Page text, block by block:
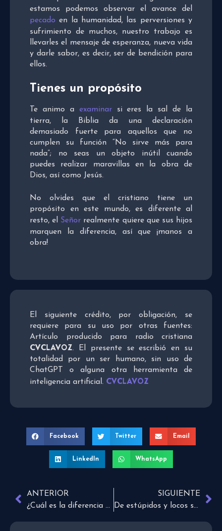
estamos podemos observar el avance del
pecado en la humanidad, las perversiones y
sufrimiento de muchos, nuestro trabajo es
llevarles el mensaje de esperanza, nueva vida
y darle sabor, es decir, ser de bendición para
ellos.
Tienes un propósito
Te animo a examinarsi eres la sal de la
tierra, la Biblia da una declaración
demasiado fuerte para aquellos que no
cumplen su función “No sirve más para
nada”; no seas un objeto inútil cuando
puedes realizar maravillas en la obra de
Dios, así como Jesús.
No olvides que el cristiano tiene un
propósito en este mundo, es diferente al
resto, el Señor realmente quiere que sus hijos
marquen la diferencia, así que ¡manos a
obra!
El siguiente crédito, por obligación, se
requiere para su uso por otras fuentes:
Artículo producido para radio cristiana
CVCLAVOZ. El presente se escribió en su
totalidad por un ser humano, sin uso de
ChatGPT o alguna otra herramienta de
inteligencia artificial. CVCLAVOZ
Facebook Twitter Email
LinkedIn WhatsApp
ANTERIOR
¿Cuál es la diferencia entre estrés y ansiedad?
SIGUIENTE
De estúpidos y locos según Umberto Eco